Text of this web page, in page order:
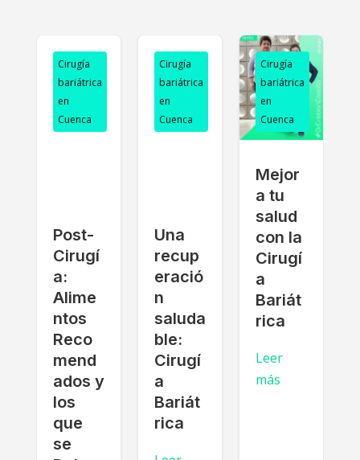
Cirugía
bariátrica
en
Cuenca
Post-
Cirugí
a:
Alime
ntos
Reco
mend
ados y
los
que
se
Cirugía
bariátrica
en
Cuenca
Una
recup
eració
n
saluda
ble:
Cirugí
a
Bariát
rica
Cirugía
bariátrica
en
Cuenca
Mejor
a tu
salud
con la
Cirugí
a
Bariát
rica
Leer
más